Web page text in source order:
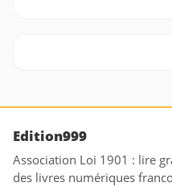
Edition999
Association Loi 1901 : lire
des livres numériques